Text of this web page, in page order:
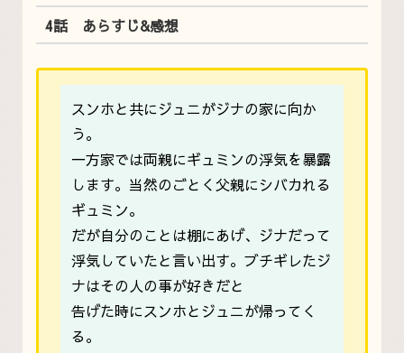
4話 あらすじ&感想
スンホと共にジュニがジナの家に向か
う。
一方家では両親にギュミンの浮気を暴露
します。当然のごとく父親にシバカれる
ギュミン。
だが自分のことは棚にあげ、ジナだって
浮気していたと言い出す。ブチギレたジ
ナはその人の事が好きだと
告げた時にスンホとジュニが帰ってく
る。